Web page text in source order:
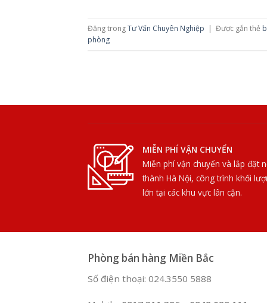
Đăng trongTư Vấn Chuyên Nghiệp | Được gắn thẻ
phòng
MIỄN PHÍ VẬN CHUYỂN
Miễn phí vận chuyển và lắp đặt
thành Hà Nội, công trình khối
lớn tại các khu vực lân cận.
Phòng bán hàng Miền Bắc
Số điện thoại: 024.3550 5888